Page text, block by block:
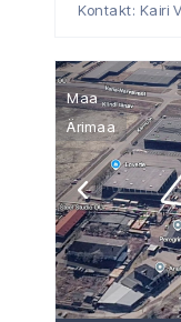
Kontakt: Kairi
Maa
Ärimaa